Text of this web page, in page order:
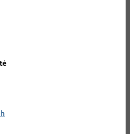
plotis 9 mm, bendras aukštis / gylis
plotis 9 mm, bendras aukštis / gylis